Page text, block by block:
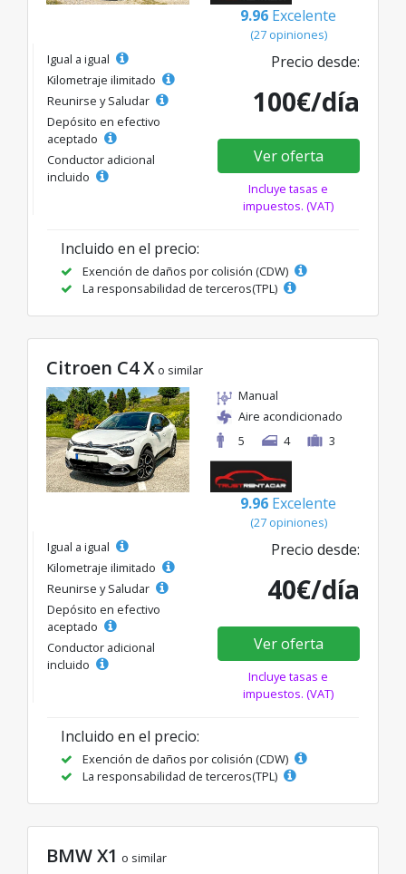
9.96 Excelente
(27 opiniones)
Igual a igual
Kilometraje ilimitado
Reunirse y Saludar
Depósito en efectivo
aceptado
Conductor adicional
incluido
Precio desde:
100€/día
Ver oferta
Incluye tasas e
impuestos. (VAT)
Incluido en el precio:
Exención de daños por colisión (CDW)
La responsabilidad de terceros(TPL)
Citroen C4 X o similar
Manual
Aire acondicionado
5
4 3
9.96 Excelente
(27 opiniones)
Igual a igual
Kilometraje ilimitado
Reunirse y Saludar
Depósito en efectivo
aceptado
Conductor adicional
incluido
Precio desde:
40€/día
Ver oferta
Incluye tasas e
impuestos. (VAT)
Incluido en el precio:
Exención de daños por colisión (CDW)
La responsabilidad de terceros(TPL)
BMW X1 o similar